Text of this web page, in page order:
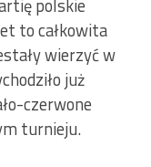
polskie
to całkowita
wierzyć w
już
czerwone
turnieju.